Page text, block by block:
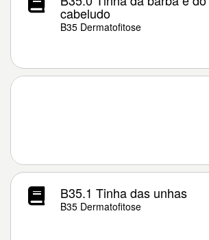
cabeludo
B35 Dermatofitose
B35.1 Tinha das unhas
B35 Dermatofitose